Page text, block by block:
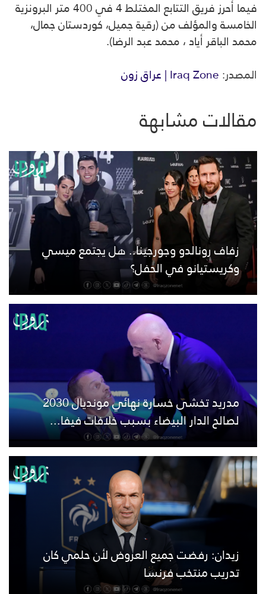
فيما أحرز فريق التتابع المختلط 4 في 400 متر البرونزية
الخامسة والمؤلف من (رقية جميل، كوردستان جمال،
محمد الباقر أياد ، محمد عبد الرضا).
المصدر:Iraq Zone | عراق زون
مقالات مشابهة
زفاف رونالدو وجورجينا.. هل يجتمع ميسي
وكريستيانو في الحفل؟
مدريد تخشى خسارة نهائي مونديال 2030
لصالح الدار البيضاء بسبب خلافات فيفا...
زيدان: رفضت جميع العروض لأن حلمي كان
تدريب منتخب فرنسا